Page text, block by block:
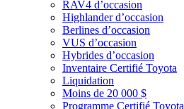
RAV4 d’occasion
Highlander d’occasion
Berlines d’occasion
VUS d’occasion
Hybrides d’occasion
Inventaire Certifié Toyota
Liquidation
Moins de 20 000 $
Programme Certifié Toyota